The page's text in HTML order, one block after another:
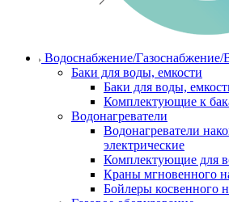
Водоснабжение/Газоснабжение/
Баки для воды, емкости
Баки для воды,
Комплектующие к
Водонагреватели
Водонагреватели
электрические
Комплектующие для
Краны мгновенного
Бойлеры косвенного